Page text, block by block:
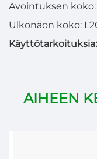
Avointuksen koko:
Ulkonäön koko:
Käyttötarkoituksia:
AIHEEN